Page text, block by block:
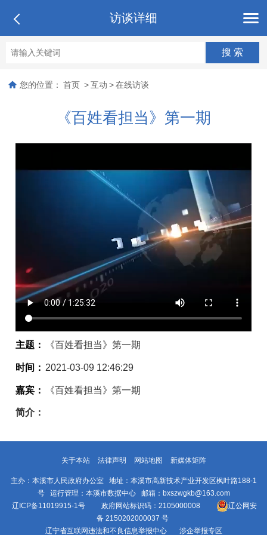
访谈详细
您的位置： 首页 > 互动 > 在线访谈
《百姓看担当》第一期
主题： 《百姓看担当》第一期
时间： 2021-03-09 12:46:29
嘉宾： 《百姓看担当》第一期
简介：
关于本站 法律声明 网站地图 新媒体矩阵
主办：本溪市人民政府办公室 地址：本溪市高新技术产业开发区枫叶路188-1
号 运行管理：本溪市数据中心 邮箱：bxszwgkb@163.com
辽ICP备11019915-1号 政府网站标识码：2105000008
辽公网安
备 2150202000037 号
辽宁省互联网违法和不良信息举报中心
涉企举报专区